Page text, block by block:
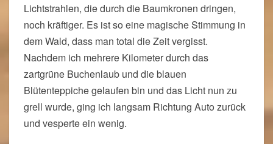
Lichtstrahlen, die durch die Baumkronen dringen,
noch kräftiger. Es ist so eine magische Stimmung in
dem Wald, dass man total die Zeit vergisst.
Nachdem ich mehrere Kilometer durch das
zartgrüne Buchenlaub und die blauen
Blütenteppiche gelaufen bin und das Licht nun zu
grell wurde, ging ich langsam Richtung Auto zurück
und vesperte ein wenig.